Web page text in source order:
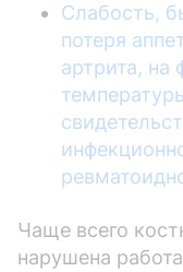
Слабость,
потеря
артрита,
Чаще всего
нарушена